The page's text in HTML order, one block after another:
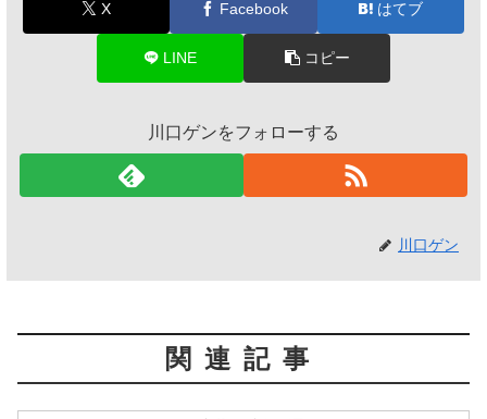
X Facebook はてブ
LINE コピー
川口ゲンをフォローする
川口ゲン
関連記事